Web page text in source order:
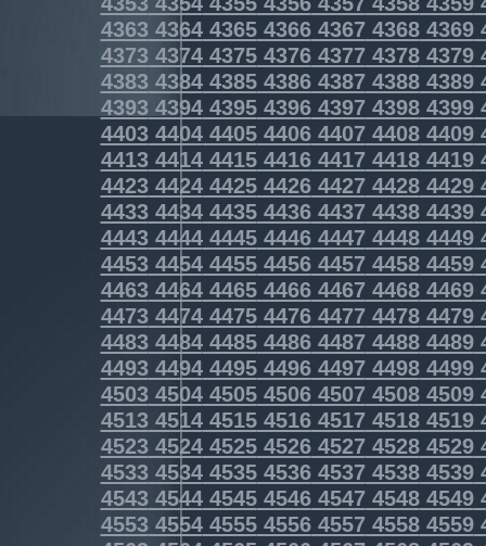
4363436443654366436743684369
4373437443754376437743784379
4383438443854386438743884389
4393439443954396439743984399
4403440444054406440744084409
4413441444154416441744184419
4423442444254426442744284429
4433443444354436443744384439
4443444444454446444744484449
4453445444554456445744584459
4463446444654466446744684469
4473447444754476447744784479
4483448444854486448744884489
4493449444954496449744984499
4503450445054506450745084509
4513451445154516451745184519
4523452445254526452745284529
4533453445354536453745384539
4543454445454546454745484549
4553455445554556455745584559